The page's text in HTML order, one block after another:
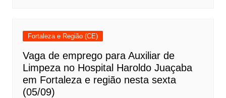
Fortaleza e Região (CE)
Vaga de emprego para Auxiliar de
Limpeza no Hospital Haroldo Juaçaba
em Fortaleza e região nesta sexta
(05/09)